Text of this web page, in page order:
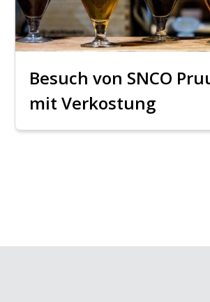
Besuch von SNCO
mit Verkostung